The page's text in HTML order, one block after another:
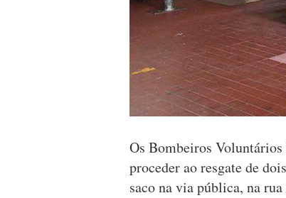
Os Bombeiros
proceder ao resgate de
saco na via pública, na